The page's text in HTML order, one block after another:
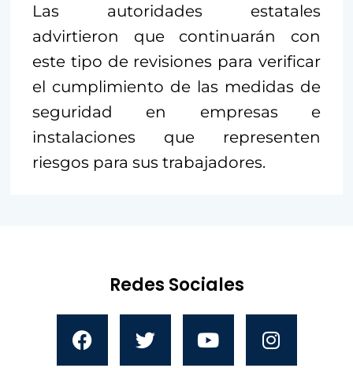
Las autoridades estatales
advirtieron que continuarán con
este tipo de revisiones para verificar
el cumplimiento de las medidas de
seguridad en empresas e
instalaciones que representen
riesgos para sus trabajadores.
Redes Sociales